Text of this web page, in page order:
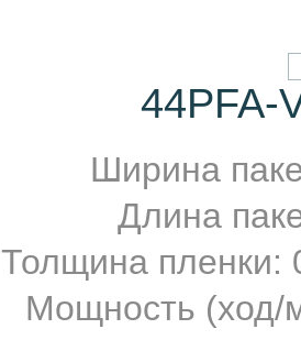
44PFA-
Ширина
Длина
Толщина пленки:
Мощность (ход/